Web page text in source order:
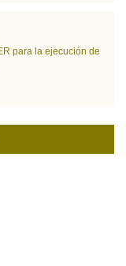
para la ejecución de